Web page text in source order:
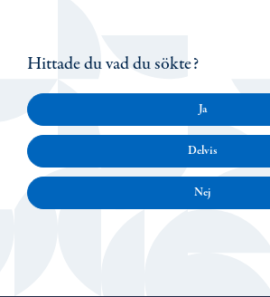
Hittade du vad du sökte?
Ja
Delvis
Nej